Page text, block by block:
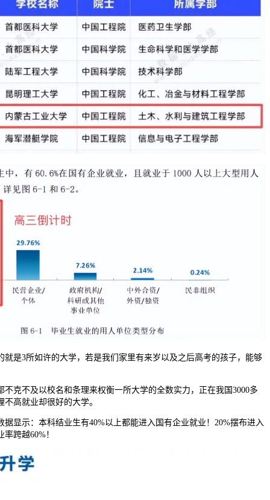
3所如许的大学，若是我们家里有来岁以及之后高考的孩子，能够
不及以校名和条理来权衡一所大学的全数实力，正在我国3000多
高就业却很好的大学。
示：本科结业生有40%以上都能进入国有企业就业！20%摆布进入
跨越60%！